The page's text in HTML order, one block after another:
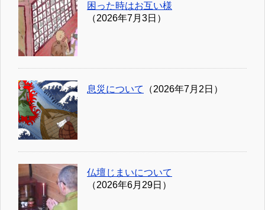
困った時はお互い様
（2026年7月3日）
息災について （2026年7月2日）
仏壇じまいについて
（2026年6月29日）